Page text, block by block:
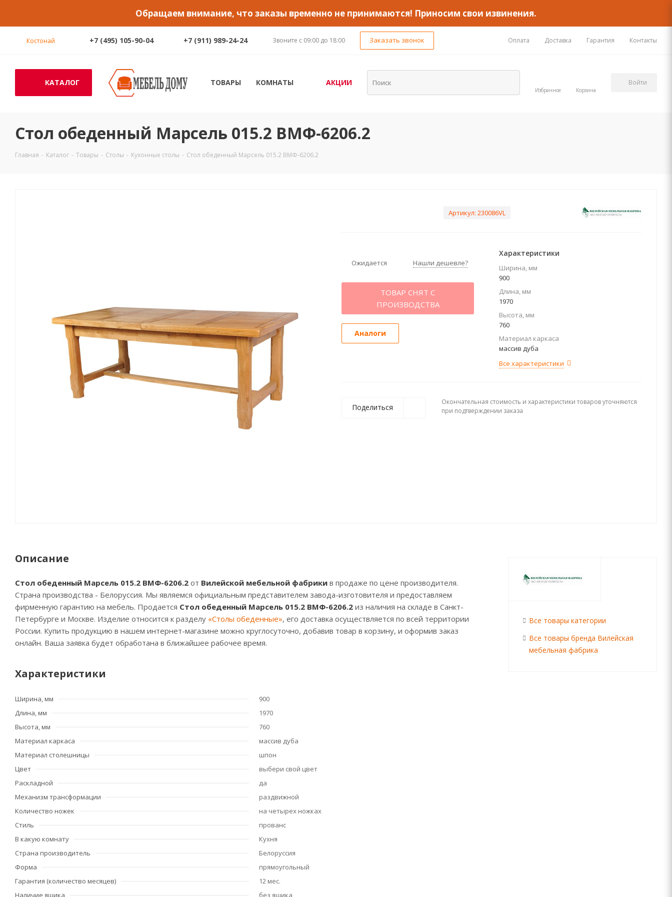
Обращаем внимание, что заказы временно не принимаются! Приносим свои извинения.
Костонай +7 (495) 105-90-04 +7 (911) 989-24-24 Звоните с 09:00 до 18:00 Заказать звонок Оплата Доставка Гарантия Контакты
КАТАЛОГ ТОВАРЫ КОМНАТЫ АКЦИИ
Избранное Корзина
Войти
Стол обеденный Марсель 015.2 ВМФ-6206.2
Главная - Каталог - Товары - Столы - Кухонные столы - Стол обеденный Марсель 015.2 ВМФ-6206.2
Артикул: 230086VL
Ожидается Нашли дешевле?
ТОВАР СНЯТ С
ПРОИЗВОДСТВА
Аналоги
Характеристики
Ширина, мм
900
Длина, мм
1970
Высота, мм
760
Материал каркаса
массив дуба
Все характеристики
Поделиться
Окончательная стоимость и характеристики товаров уточняются
при подтверждении заказа
Описание
Стол обеденный Марсель 015.2 ВМФ-6206.2 от Вилейской мебельной фабрики в продаже по цене производителя.
Страна производства - Белоруссия. Мы являемся официальным представителем завода-изготовителя и предоставляем
фирменную гарантию на мебель. Продается Стол обеденный Марсель 015.2 ВМФ-6206.2 из наличия на складе в Санкт-
Петербурге и Москве. Изделие относится к разделу «Столы обеденные», его доставка осуществляется по всей территории
России. Купить продукцию в нашем интернет-магазине можно круглосуточно, добавив товар в корзину, и оформив заказ
онлайн. Ваша заявка будет обработана в ближайшее рабочее время.
Характеристики
Ширина, мм
900
Длина, мм
1970
Высота, мм
760
Материал каркаса
массив дуба
Материал столешницы
шпон
Цвет
выбери свой цвет
Раскладной
да
Механизм трансформации
раздвижной
Количество ножек
на четырех ножках
Стиль
прованс
В какую комнату
Кухня
Страна производитель
Белоруссия
Форма
прямоугольный
Гарантия (количество месяцев)
12 мес.
Наличие ящика
без ящика
Все товары категории
Все товары бренда Вилейская
мебельная фабрика